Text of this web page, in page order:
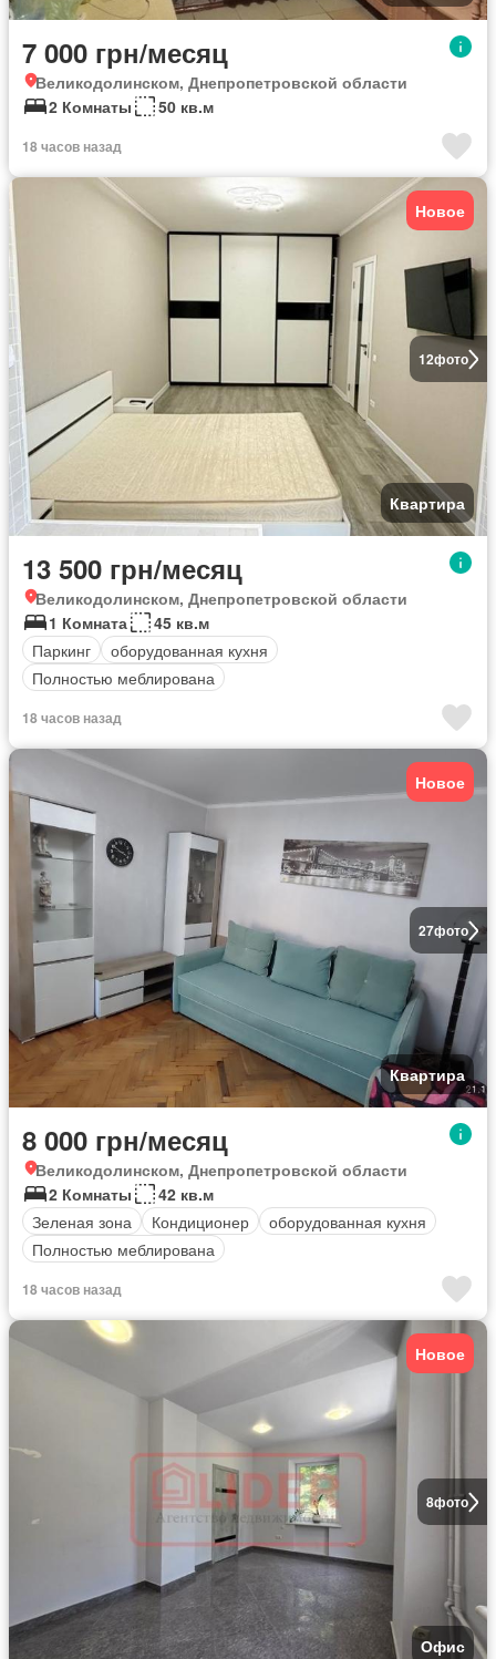
7 000 грн/месяц
Великодолинском, Днепропетровской области
2 Комнаты
50 кв.м
18 часов назад
12фото
Новое
Квартира
13 500 грн/месяц
Великодолинском, Днепропетровской области
1 Комната
45 кв.м
Паркинг
оборудованная кухня
Полностью меблирована
18 часов назад
27фото
Новое
Квартира
8 000 грн/месяц
Великодолинском, Днепропетровской области
2 Комнаты
42 кв.м
Зеленая зона
Кондиционер
оборудованная кухня
Полностью меблирована
18 часов назад
8фото
Новое
Офис